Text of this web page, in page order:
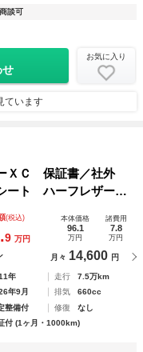
談可
せ
お気に入り
ています
ＸＣ 保証書／社外
ート ハーフレザー／
付ＡＢＳ／ワンセグ
ル 純正 １６インチ／
(税込)
9 万円
本体価格
96.1
万円
諸費用
7.8
万円
月々 14,600 円
年 走行
7.5万km
年9月 排気
660cc
整備付 修復
なし
付 (1ヶ月・1000km)